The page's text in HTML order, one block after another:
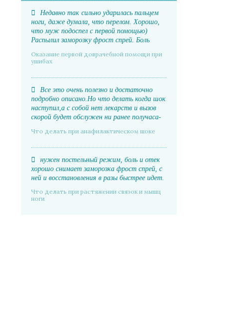
Недавно так сильно ударилась пальцем
ноги, даже думала, что перелом. Хорошо,
что муж подоспел с первой помощью)
Распылил заморозку фрост спрей. Боль
следующий день даже синяка не было
Оказание первой доврачебной помощи при
ушибах
Все это очень полезно и достаточно
подробно описано.Но что делать когда шок
наступил,а с собой нет лекарств и вызов
скорой будет обслужен ни ранее получаса-
Что делать при анафилактическом шоке
нужен постельный режим, боль и отек
хорошо снимает заморозка фрост спрей, с
ней и восстановления в разы быстрее идет.
Что делать при растяжении связок и мышц
ноги